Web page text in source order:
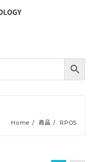
Home 商品 RPOS